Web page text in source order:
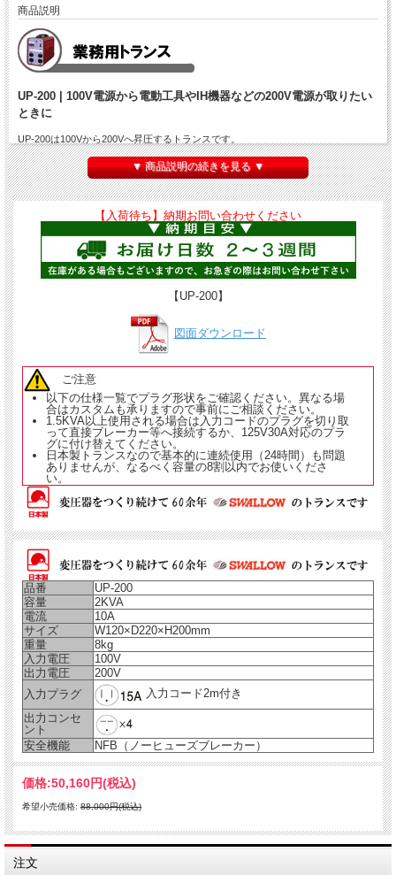
商品説明
UP-200 | 100V電源から電動工具やIH機器などの200V電源が取りたい
ときに
UP-200は100Vから200Vへ昇圧するトランスです。
200Vの電動工具やIH製品が使いたいときに。また、脱毛器などの美容機器を100V
から200Vに昇圧して使いたいときに。 トロイダルトランス内蔵で軽量です。
容量は2KVAまで対応しますが、基電源が100V15Aの場合1.5KVAまでしか出力でき
ませんのでご注意ください。
▼ 商品説明の続きを見る ▼
【入荷待ち】納期お問い合わせください
【UP-200】
図面ダウンロード
ご注意
以下の仕様一覧でプラグ形状をご確認ください。異なる場
合はカスタムも承りますので事前にご相談ください。
1.5KVA以上使用される場合は入力コードのプラグを切り取
って直接ブレーカー等へ接続するか、 125V30A対応のプラ
グに付け替えてください。
日本製トランスなので基本的に連続使用（24時間）も問題
ありませんが、なるべく容量の8割以内でお使いくださ
い。
品番
UP-200
容量
2KVA
電流
10A
サイズ
W120×D220×H200mm
重量
8kg
入力電圧
100V
出力電圧
200V
入力プラグ
入力コード2m付き
出力コンセ
ント
安全機能
NFB（ノーヒューズブレーカー）
価格:50,160円(税込)
希望小売価格: 88,000円(税込)
注文